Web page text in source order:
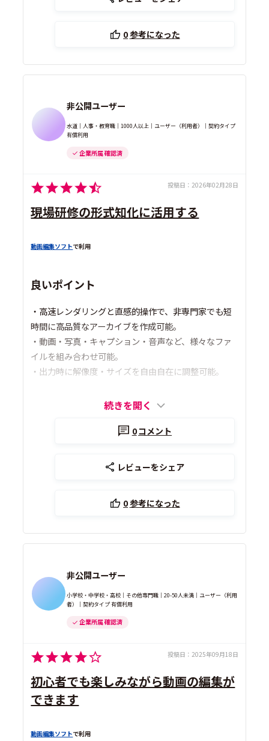
0参考になった
非公開ユーザー
水道｜人事・教育職｜1000人以上｜ユーザー（利用者）｜契約タイプ
有償利用
企業所属 確認済
投稿日： 2026年02月28日
現場研修の形式知化に活用する
動画編集ソフトで利用
良いポイント
・高速レンダリングと直感的操作で、非専門家でも短
時間に高品質なアーカイブを作成可能。
・動画・写真・キャプション・音声など、様々なファ
イルを組み合わせ可能。
・出力時に解像度・サイズを自由自在に調整可能。
続きを開く
0コメント
レビューをシェア
0参考になった
非公開ユーザー
小学校・中学校・高校｜その他専門職｜20-50人未満｜ユーザー（利用
者）｜契約タイプ 有償利用
企業所属 確認済
投稿日： 2025年09月18日
初心者でも楽しみながら動画の編集が
できます
動画編集ソフトで利用